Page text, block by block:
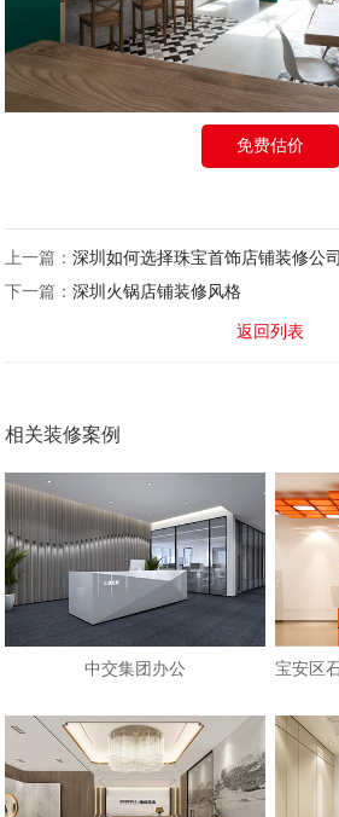
免费估价
上一篇：深圳如何选择珠宝首饰店铺装修公司
下一篇：深圳火锅店铺装修风格
返回列表
相关装修案例
中交集团办公